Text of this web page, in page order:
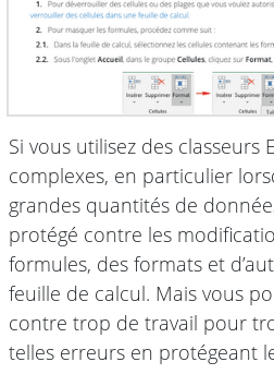
Si vous utilisez des classeurs
complexes, en particulier
grandes quantités de
protégé contre les
formules, des formats et
feuille de calcul. Mais vous
contre trop de travail pour
telles erreurs en protégeant